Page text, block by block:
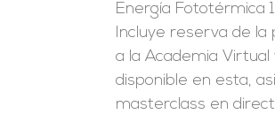
Energía Fototérmica
Incluye reserva de la
a la Academia Virtual
disponible en esta,
masterclass en